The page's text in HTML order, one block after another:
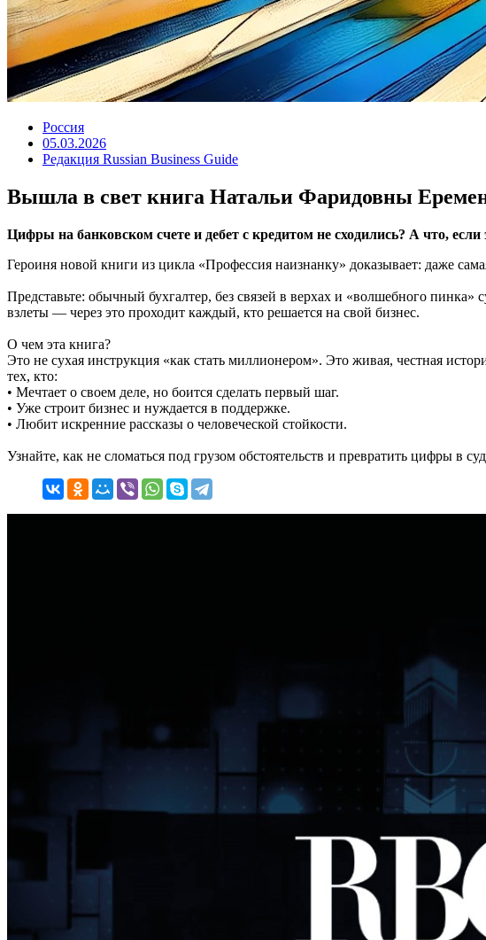
Россия
05.03.2026
Редакция Russian Business Guide
Вышла в свет книга Натальи Фаридовны
Цифры на банковском счете и дебет с кредитом не сходились? А что,
Героиня новой книги из цикла «Профессия наизнанку» доказывает: даже
Представьте: обычный бухгалтер, без связей в верхах и «волшебного
взлеты — через это проходит каждый, кто решается на свой бизнес.
О чем эта книга?
Это не сухая инструкция «как стать миллионером». Это живая, честная
тех, кто:
• Мечтает о своем деле, но боится сделать первый шаг.
• Уже строит бизнес и нуждается в поддержке.
• Любит искренние рассказы о человеческой стойкости.
Узнайте, как не сломаться под грузом обстоятельств и превратить цифры в